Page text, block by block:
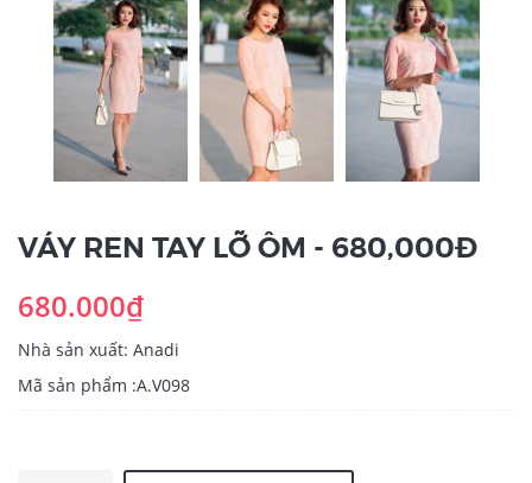
VÁY REN TAY LỠ ÔM - 680,000Đ
680.000₫
Nhà sản xuất: Anadi
Mã sản phẩm :A.V098